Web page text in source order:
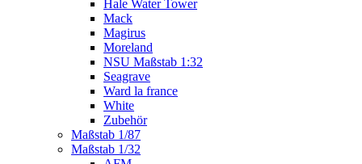
Hale Water Tower
Mack
Magirus
Moreland
NSU Maßstab 1:32
Seagrave
Ward la france
White
Zubehör
Maßstab 1/87
Maßstab 1/32